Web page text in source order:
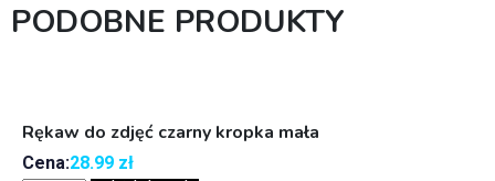
PODOBNE PRODUKTY
Rękaw do zdjęć czarny kropka mała
Cena:28.99 zł